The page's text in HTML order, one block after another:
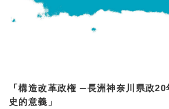
「構造改革政権 ─長洲神奈川県政
史的意義」